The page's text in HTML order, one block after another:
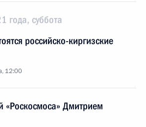
года, суббота
российско-киргизские
12:00
«Роскосмоса» Дмитрием